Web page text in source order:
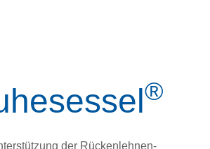
®
der Rückenlehnen-